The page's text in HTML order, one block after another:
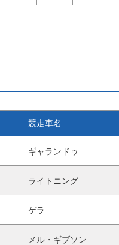
競走車名
ギャランドゥ
ライトニング
ゲラ
メル・ギブソン